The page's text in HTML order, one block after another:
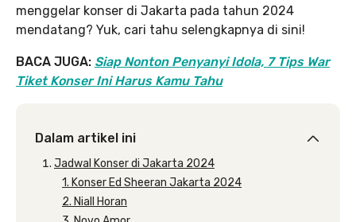
menggelar konser di Jakarta pada tahun 2024
mendatang? Yuk, cari tahu selengkapnya di sini!
BACA JUGA: Siap Nonton Penyanyi Idola, 7 Tips War
Tiket Konser Ini Harus Kamu Tahu
Dalam artikel ini
Jadwal Konser di Jakarta 2024
1. Konser Ed Sheeran Jakarta 2024
2. Niall Horan